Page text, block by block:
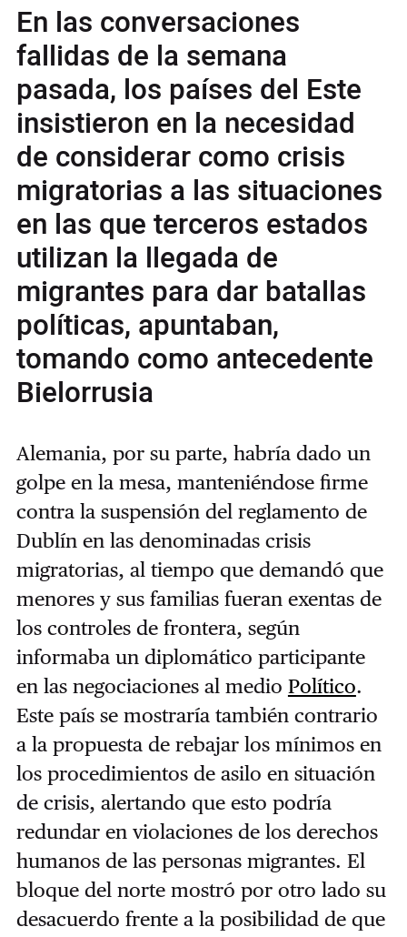
En las conversaciones
fallidas de la semana
pasada, los países del Este
insistieron en la necesidad
de considerar como crisis
migratorias a las situaciones
en las que terceros estados
utilizan la llegada de
migrantes para dar batallas
políticas, apuntaban,
tomando como antecedente
Bielorrusia
Alemania, por su parte, habría dado un
golpe en la mesa, manteniéndose firme
contra la suspensión del reglamento de
Dublín en las denominadas crisis
migratorias, al tiempo que demandó que
menores y sus familias fueran exentas de
los controles de frontera, según
informaba un diplomático participante
en las negociaciones al medio Político.
Este país se mostraría también contrario
a la propuesta de rebajar los mínimos en
los procedimientos de asilo en situación
de crisis, alertando que esto podría
redundar en violaciones de los derechos
humanos de las personas migrantes. El
bloque del norte mostró por otro lado su
desacuerdo frente a la posibilidad de que